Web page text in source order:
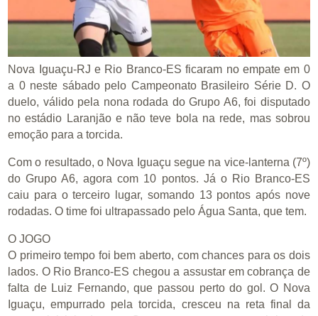
Nova Iguaçu-RJ e Rio Branco-ES ficaram no empate em 0
a 0 neste sábado pelo Campeonato Brasileiro Série D. O
duelo, válido pela nona rodada do Grupo A6, foi disputado
no estádio Laranjão e não teve bola na rede, mas sobrou
emoção para a torcida.
Com o resultado, o Nova Iguaçu segue na vice-lanterna (7º)
do Grupo A6, agora com 10 pontos. Já o Rio Branco-ES
caiu para o terceiro lugar, somando 13 pontos após nove
rodadas. O time foi ultrapassado pelo Água Santa, que tem.
O JOGO
O primeiro tempo foi bem aberto, com chances para os dois
lados. O Rio Branco-ES chegou a assustar em cobrança de
falta de Luiz Fernando, que passou perto do gol. O Nova
Iguaçu, empurrado pela torcida, cresceu na reta final da